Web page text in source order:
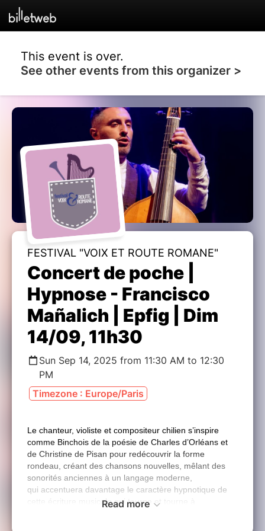
This event is over.
See other events from this organizer >
FESTIVAL "VOIX ET ROUTE ROMANE"
Concert de poche |
Hypnose - Francisco
Mañalich | Epfig | Dim
14/09, 11h30
Sun Sep 14, 2025 from 11:30 AM to 12:30
PM
Timezone : Europe/Paris
Le chanteur, violiste et compositeur chilien s’inspire
comme Binchois de la poésie de Charles d’Orléans et
de Christine de Pisan pour redécouvrir la forme
rondeau, créant des chansons nouvelles, mêlant des
sonorités anciennes à un langage moderne,
qui accentuera davantage le caractère hypnotique de
cette écriture musicale qui tourne et tourne à
Read more